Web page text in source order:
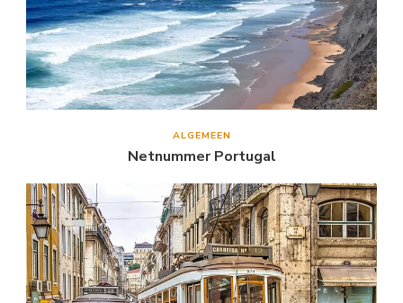
ALGEMEEN
Netnummer Portugal